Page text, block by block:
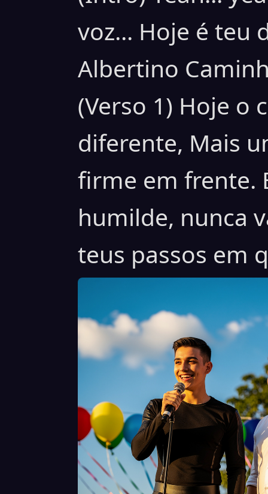
voz... Hoje é teu
Albertino
(Verso 1) Hoje o
diferente, Mais
firme em frente.
humilde, nunca
teus passos em